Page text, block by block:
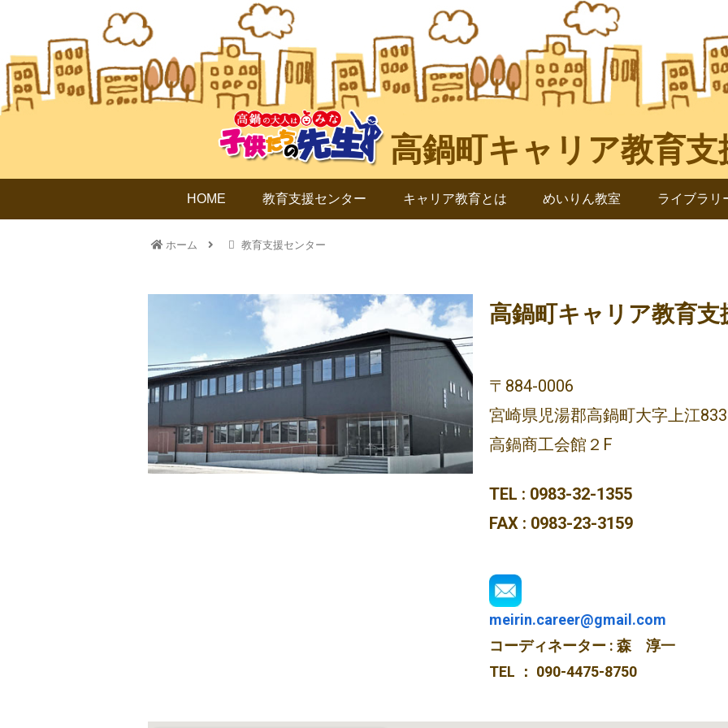
HOME 教育支援センター キャリア教育とは めいりん教室 ライブラリ
ホーム 教育支援センター
高鍋町キャリア教育
〒884-0006
宮崎県児湯郡高鍋町大字上江
高鍋商工会館２F
TEL : 0983-32-1355
FAX : 0983-23-3159
meirin.career@gmail.com
コーディネーター : 森 淳一
TEL ： 090-4475-8750